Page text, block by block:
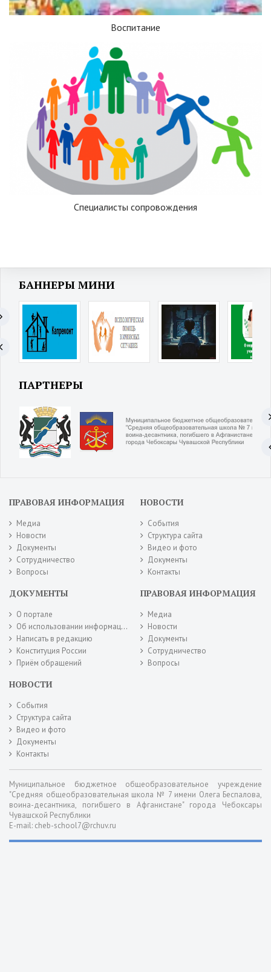
Воспитание
Специалисты сопровождения
БАННЕРЫ МИНИ
ПАРТНЕРЫ
ПРАВОВАЯ ИНФОРМАЦИЯ
Медиа
Новости
Документы
Сотрудничество
Вопросы
НОВОСТИ
События
Структура сайта
Видео и фото
Документы
Контакты
ДОКУМЕНТЫ
О портале
Об использовании информации сайта
Написать в редакцию
Конституция России
Приём обращений
ПРАВОВАЯ ИНФОРМАЦИЯ
Медиа
Новости
Документы
Сотрудничество
Вопросы
НОВОСТИ
События
Структура сайта
Видео и фото
Документы
Контакты
Муниципальное бюджетное общеобразовательное учреждение
"Средняя общеобразовательная школа № 7 имени Олега Беспалова,
воина-десантника, погибшего в Афганистане" города Чебоксары
Чувашской Республики
E-mail: cheb-school7@rchuv.ru